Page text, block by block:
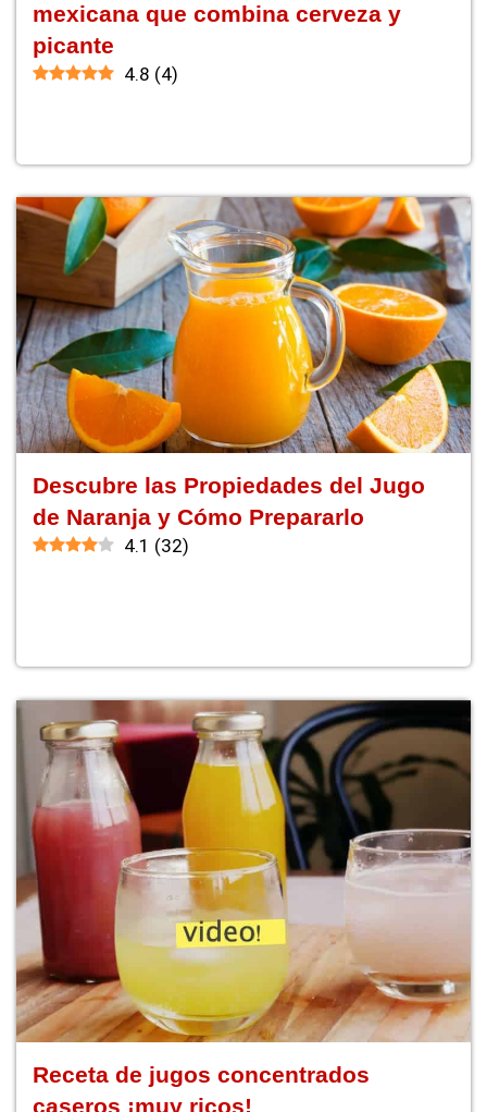
mexicana que combina cerveza y
picante
4.8 (4)
Descubre las Propiedades del Jugo
de Naranja y Cómo Prepararlo
4.1 (32)
Receta de jugos concentrados
caseros ¡muy ricos!